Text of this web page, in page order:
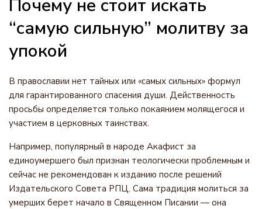
Почему не стоит искать
“самую сильную” молитву за
упокой
В православии нет тайных или «самых сильных» формул
для гарантированного спасения души. Действенность
просьбы определяется только покаянием молящегося и
участием в церковных таинствах.
Например, популярный в народе Акафист за
единоумершего был признан теологически проблемным и
сейчас не рекомендован к изданию после решений
Издательского Совета РПЦ. Сама традиция молиться за
умерших берет начало в Священном Писании — она